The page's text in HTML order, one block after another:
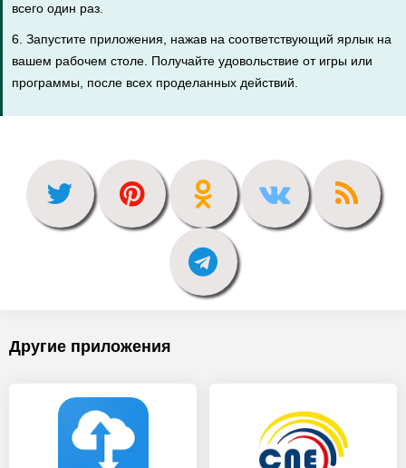
всего один раз.
6. Запустите приложения, нажав на соответствующий ярлык на
вашем рабочем столе. Получайте удовольствие от игры или
программы, после всех проделанных действий.
Другие приложения